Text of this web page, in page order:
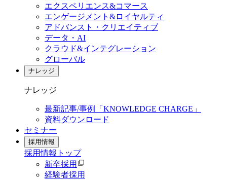
エクスペリエンス&コマース
エンゲージメント&ロイヤルティ
アドバンスト・クリエイティブ
データ・AI
クラウド&インテグレーション
グローバル
ナレッジ
ナレッジ
最新記事/事例「KNOWLEDGE CHARGE」
資料ダウンロード
セミナー
採用情報
採用情報 トップ
新卒採用
経験者採用